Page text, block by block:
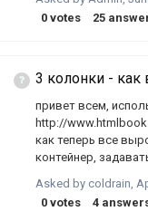
этой области
эту область
0 votes 25
3 колонки - как
привет всем,
http://
как теперь все
контейнер,
правильней
Asked by coldrain,
0 votes 4